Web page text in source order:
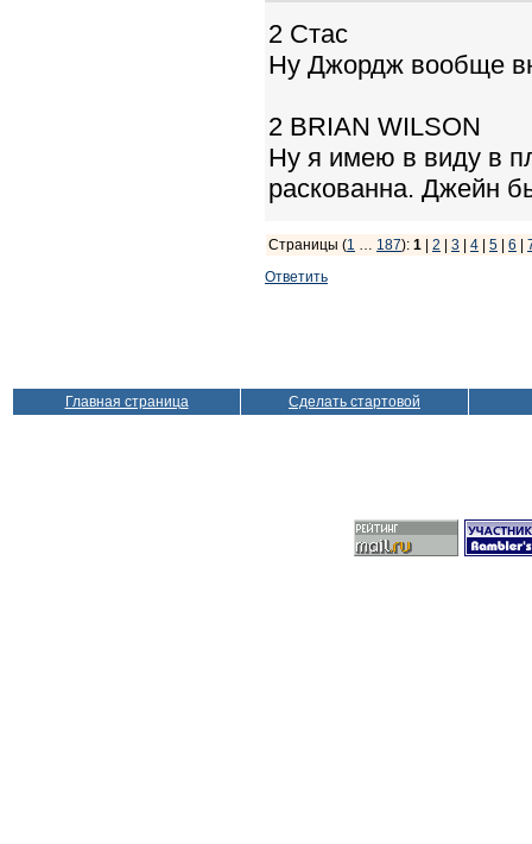
2 Стас
Ну Джордж вообще
2 BRIAN WILSON
Ну я имею в виду в
раскованна. Джейн
Страницы (1 … 187): 1 2 3 4 5 6
Ответить
Главная страница Сделать стартовой